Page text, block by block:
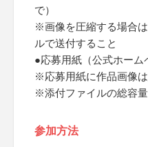
で）
※画像を圧縮する場合
ルで送付すること
●応募用紙（公式ホーム
※応募用紙に作品画像
※添付ファイルの総容
参加方法